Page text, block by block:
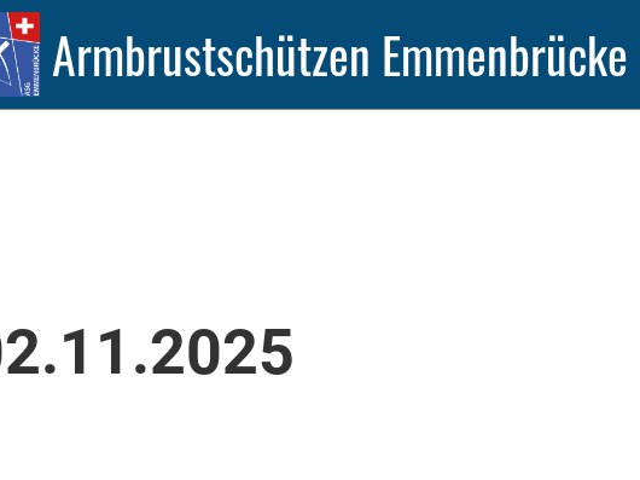
Armbrustschützen Emmenbrücke